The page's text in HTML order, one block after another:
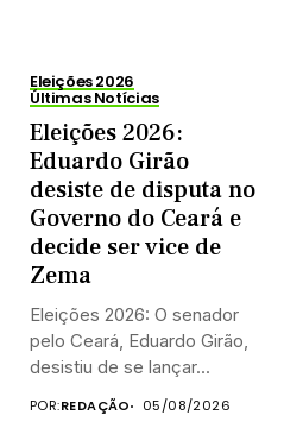
Eleições 2026
Últimas Notícias
Eleições 2026:
Eduardo Girão
desiste de disputa no
Governo do Ceará e
decide ser vice de
Zema
Eleições 2026: O senador
pelo Ceará, Eduardo Girão,
desistiu de se lançar...
POR:REDAÇÃO 05/08/2026